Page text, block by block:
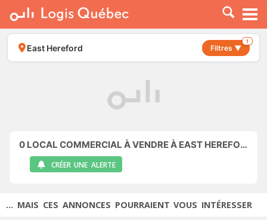
À LOUER
À VENDRE
PLACER UNE ANNONCE
East Hereford Filtres ▼
1
0 LOCAL COMMERCIAL À VENDRE À EAST HEREFORD
CRÉER UNE ALERTE
... MAIS CES ANNONCES POURRAIENT VOUS INTÉRESSER